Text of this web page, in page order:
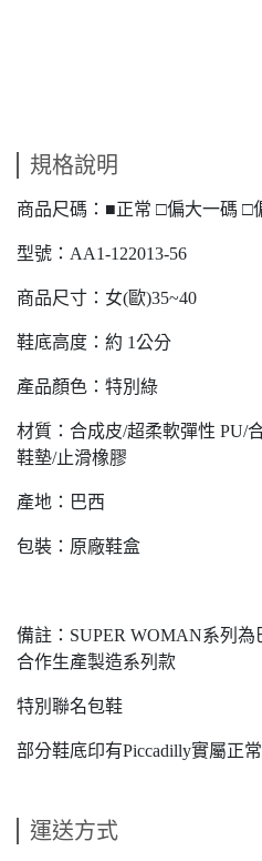
規格說明
商品尺碼：■正常 □偏大一碼 □
型號：AA1-122013-56
商品尺寸：女(歐)35~40
鞋底高度：約 1公分
產品顏色：特別綠
材質：合成皮/超柔軟彈性 PU/
鞋墊/止滑橡膠
產地：巴西
包裝：原廠鞋盒
備註：SUPER WOMAN系列
合作生產製造系列款
特別聯名包鞋
部分鞋底印有Piccadilly實屬正常
運送方式